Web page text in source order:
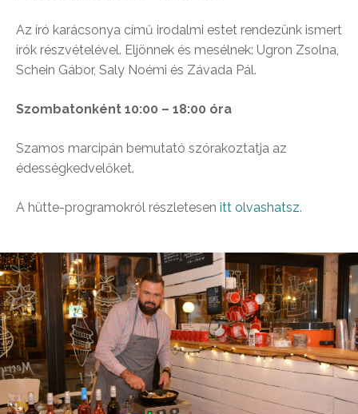
Az író karácsonya című irodalmi estet rendezünk ismert
írók részvételével. Eljönnek és mesélnek: Ugron Zsolna,
Schein Gábor, Saly Noémi és Závada Pál.
Szombatonként 10:00 – 18:00 óra
Szamos marcipán bemutató szórakoztatja az
édességkedvelőket.
A hütte-programokról részletesen itt olvashatsz.